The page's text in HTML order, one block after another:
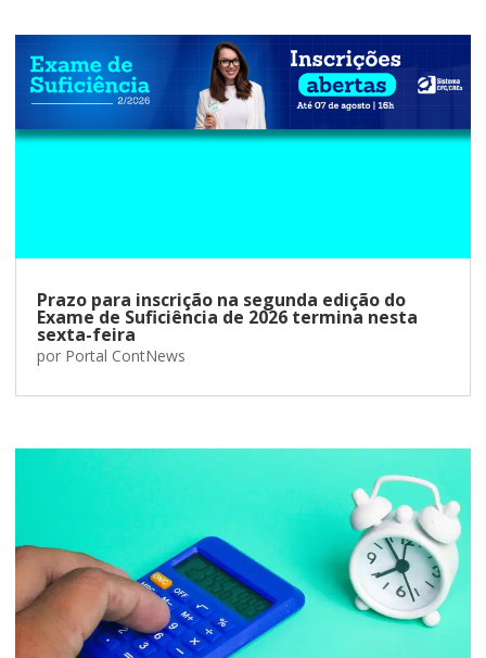
Prazo para inscrição na segunda edição do
Exame de Suficiência de 2026 termina nesta
sexta-feira
por Portal ContNews